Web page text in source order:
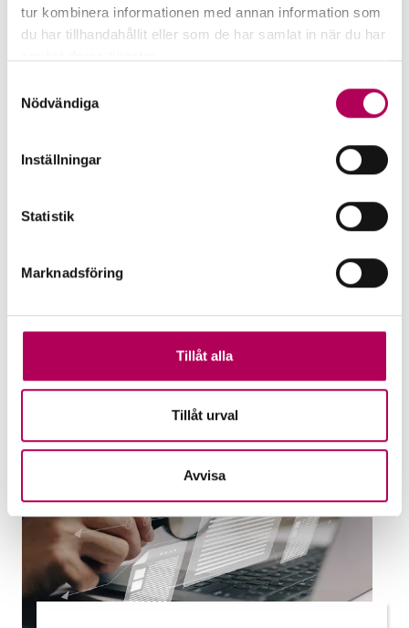
tur kombinera informationen med annan information som
du har tillhandahållit eller som de har samlat in när du har
personuppgifter.
Nödvändiga
Inställningar
Statistik
Marknadsföring
Tillåt alla
Tillåt urval
Avvisa
EKN's guarantees reduce the risk of
payment defaults and help banks support
businesses. Which guarantee suits your
needs?